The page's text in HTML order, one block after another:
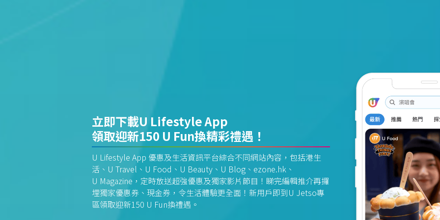
立即下載U Lifestyle App
領取迎新150 U Fun換精彩禮遇！
U Lifestyle App 優惠及生活資訊平台綜合不同網站內容，包括港生
活、U Travel、U Food、U Beauty、U Blog、ezone.hk、
U Magazine，定時放送超強優惠及獨家影片節目！睇完編輯推介再攞
埋獨家優惠券、現金券，令生活體驗更全面！新用戶即到U Jetso專
區領取迎新150 U Fun換禮遇。